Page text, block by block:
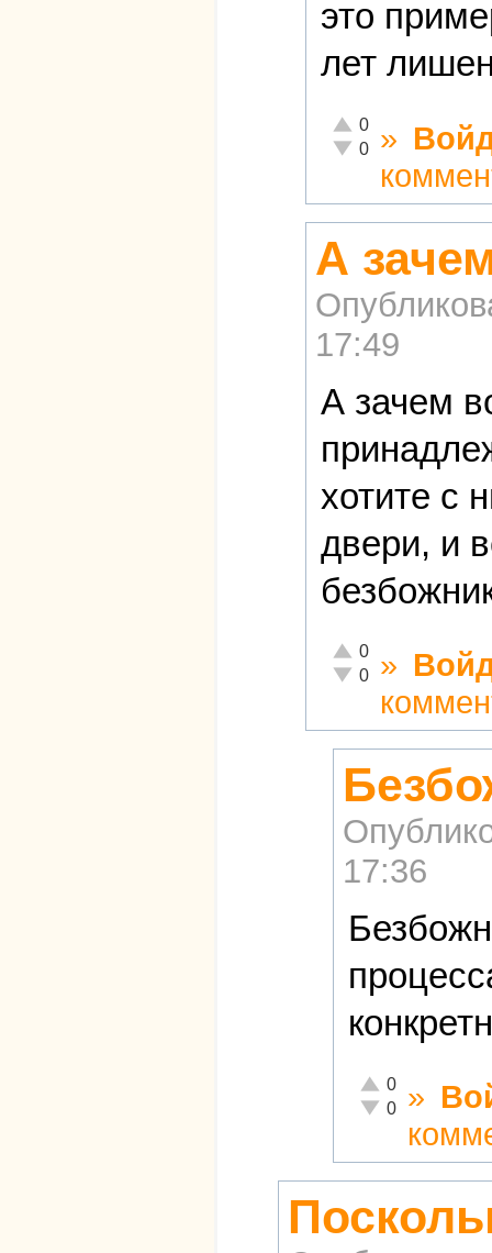
это
лет
Отлично!
0
Неадекватно!
0 »
А
17:49
А зачем
хотите с
двери, и
Отлично!
0
Неадекватно!
0 »
17:36
Отлично!
0
Неадекватно!
0 »